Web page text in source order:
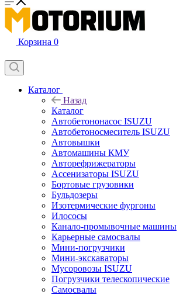
Корзина 0
Каталог
Назад
Каталог
Автобетононасос ISUZU
Автобетоносмеситель ISUZU
Автовышки
Автомашины КМУ
Авторефрижераторы
Ассенизаторы ISUZU
Бортовые грузовики
Бульдозеры
Изотермические фургоны
Илососы
Канало-промывочные машины
Карьерные самосвалы
Мини-погрузчики
Мини-экскаваторы
Мусоровозы ISUZU
Погрузчики телескопические
Самосвалы